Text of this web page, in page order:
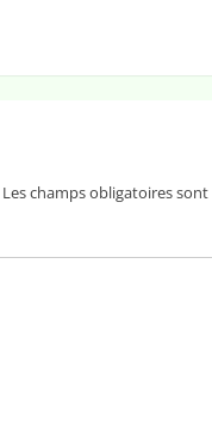
Les champs obligatoires